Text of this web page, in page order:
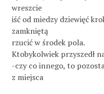
wreszcie
iść od miedzy dziewięć
zamkniętą
rzucić w środek pola.
Ktobykolwiek przyszedł
-czy co innego, to
z miejsca